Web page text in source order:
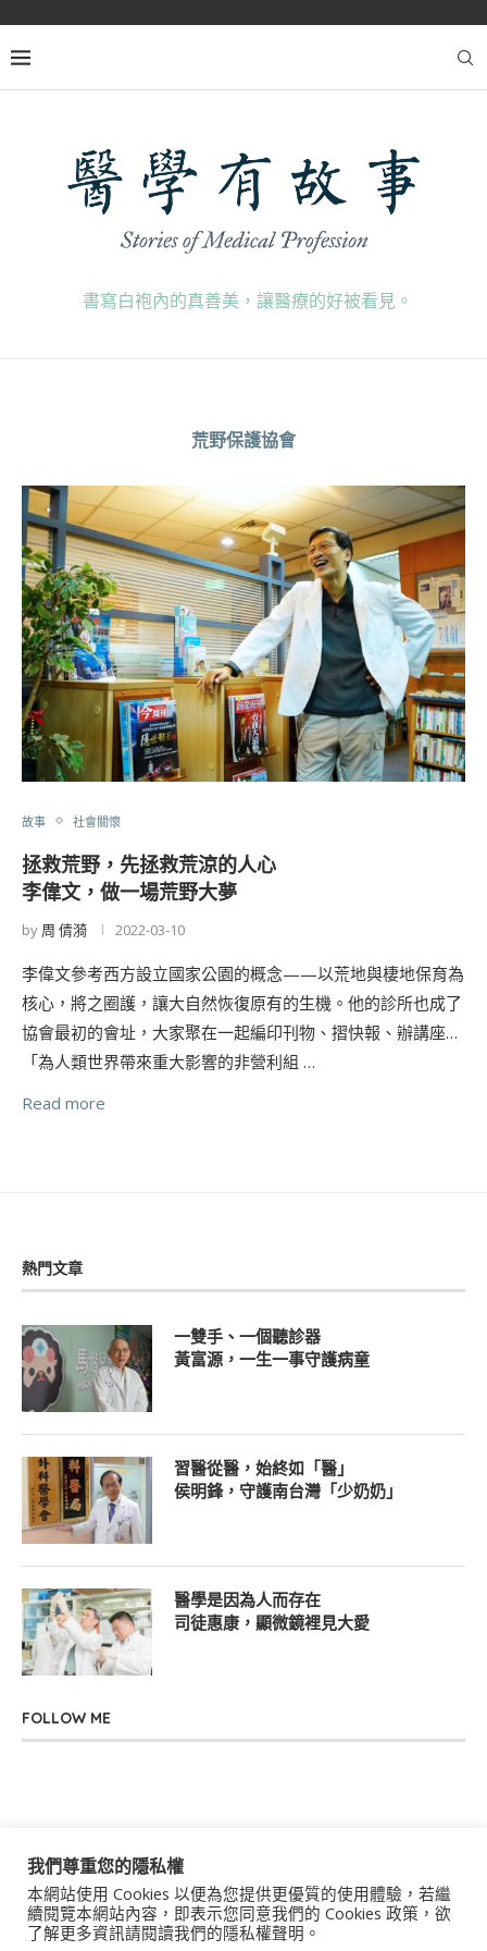
書寫白袍內的真善美，讓醫療的好被看見。
荒野保護協會
故事 社會關懷
拯救荒野，先拯救荒涼的人心
李偉文，做一場荒野大夢
by 周 倩漪 2022-03-10
李偉文參考西方設立國家公園的概念——以荒地與棲地保育為
核心，將之圈護，讓大自然恢復原有的生機。他的診所也成了
協會最初的會址，大家聚在一起編印刊物、摺快報、辦講座…
「為人類世界帶來重大影響的非營利組 …
Read more
熱門文章
一雙手、一個聽診器
黃富源，一生一事守護病童
習醫從醫，始終如「醫」
侯明鋒，守護南台灣「少奶奶」
醫學是因為人而存在
司徒惠康，顯微鏡裡見大愛
FOLLOW ME
關於我們 聯絡我們 服務條款 隱私權政策
著作權聲明 作者群
我們尊重您的隱私權
本網站使用 Cookies 以便為您提供更優質的使用體驗，若繼
續閱覽本網站內容，即表示您同意我們的 Cookies 政策，欲
了解更多資訊請閱讀我們的隱私權聲明。